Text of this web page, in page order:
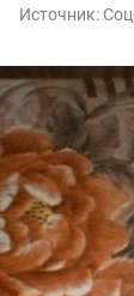
Источник: